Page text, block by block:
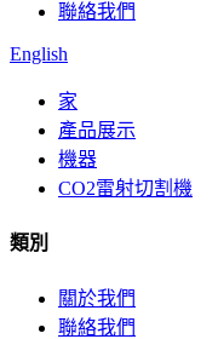
聯絡我們
English
家
產品展示
機器
CO2雷射切割機
類別
關於我們
聯絡我們